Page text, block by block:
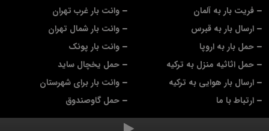
وانت بار غرب تهران
وانت بار شمال تهران
وانت بار پونک
حمل یخچال ساید
وانت بار برای شهرستان
حمل گاوصندوق
فریت بار به آلمان
ارسال بار به قبرس
حمل بار به اروپا
حمل اثاثیه منزل به ترکیه
ارسال بار هوایی به ترکیه
ارتباط با ما